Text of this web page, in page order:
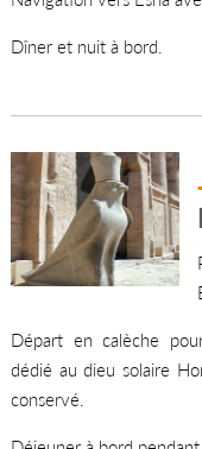
Dîner et nuit à bord.
Départ en calèche
dédié au dieu solaire
conservé.